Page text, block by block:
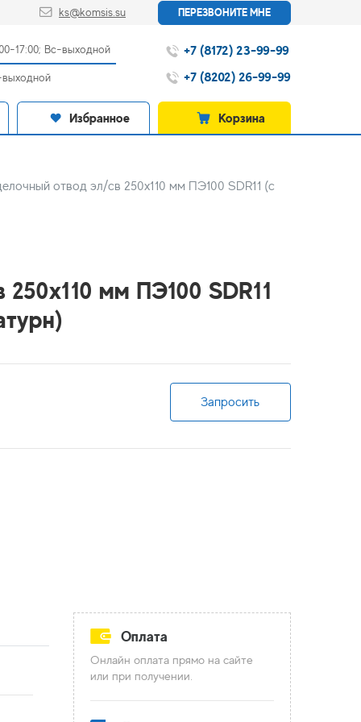
ks@komsis.su ПЕРЕЗВОНИТЕ МНЕ
17:00; Вс-выходной
+7 (8172) 23-99-99
+7 (8202) 26-99-99
Избранное Корзина
отвод эл/св 250х110 мм ПЭ100 SDR11 (с
мм ПЭ100 SDR11
Запросить
Оплата
Онлайн оплата прямо на сайте
или при получении.